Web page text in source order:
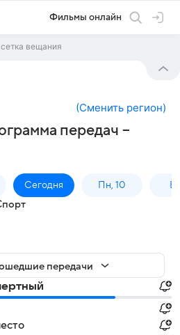
Фильмы онлайн
вещания
(Сменить регион)
передач –
Сегодня Пн, 10
передачи